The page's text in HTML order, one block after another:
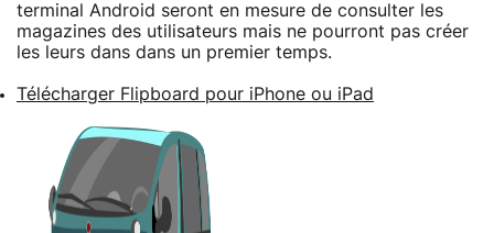
terminal Android seront en mesure de consulter les
magazines des utilisateurs mais ne pourront pas créer
les leurs dans dans un premier temps.
Télécharger Flipboard pour iPhone ou iPad